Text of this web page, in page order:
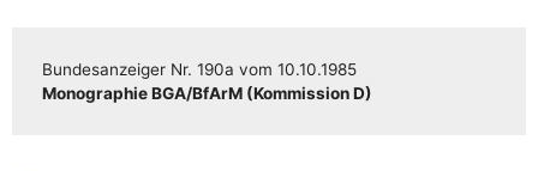
Bun­des­an­zei­ger Nr. 190a vom 10.10.1985
Mono­gra­phie BGA/​​BfArM (Kom­mis­si­on D)